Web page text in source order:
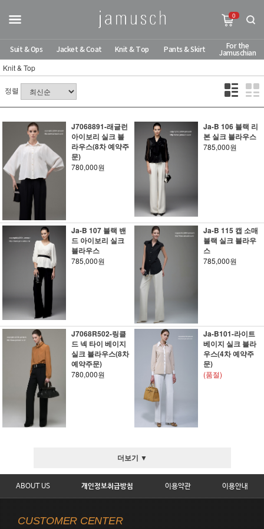
0
Suit & Ops Jacket & Coat Knit & Top Pants & Skirt
For the
Jamuschian
Knit & Top
정렬
J7068891-래글런
아이보리 실크 블
라우스(8차 예약주
문)
780,000원
Ja-B 106 블랙 리
본 실크 블라우스
785,000원
Ja-B 107 블랙 밴
드 아이보리 실크
블라우스
785,000원
Ja-B 115 캡 소매
블랙 실크 블라우
스
785,000원
J7068R502-링클
드 넥 타이 베이지
실크 블라우스(8차
예약주문)
780,000원
Ja-B101-라이트
베이지 실크 블라
우스(4차 예약주
문)
(품절)
더보기 ▼
ABOUT US 개인정보취급방침 이용약관 이용안내
CUSTOMER CENTER